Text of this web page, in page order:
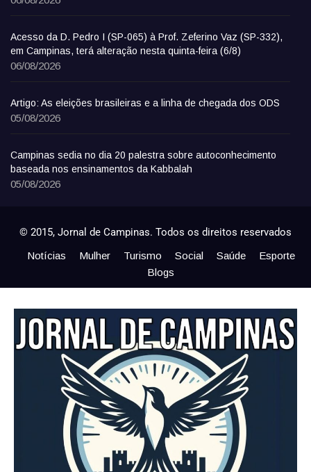
Acesso da D. Pedro I (SP-065) à Prof. Zeferino Vaz (SP-332),
em Campinas, terá alteração nesta quinta-feira (6/8)
06/08/2026
Artigo: As eleições brasileiras e a linha de chegada dos ODS
05/08/2026
Campinas sedia no dia 20 palestra sobre autoconhecimento
baseada nos ensinamentos da Kabbalah
05/08/2026
© 2015, Jornal de Campinas. Todos os direitos reservados
Notícias Mulher Turismo Social Saúde
Esporte
Blogs